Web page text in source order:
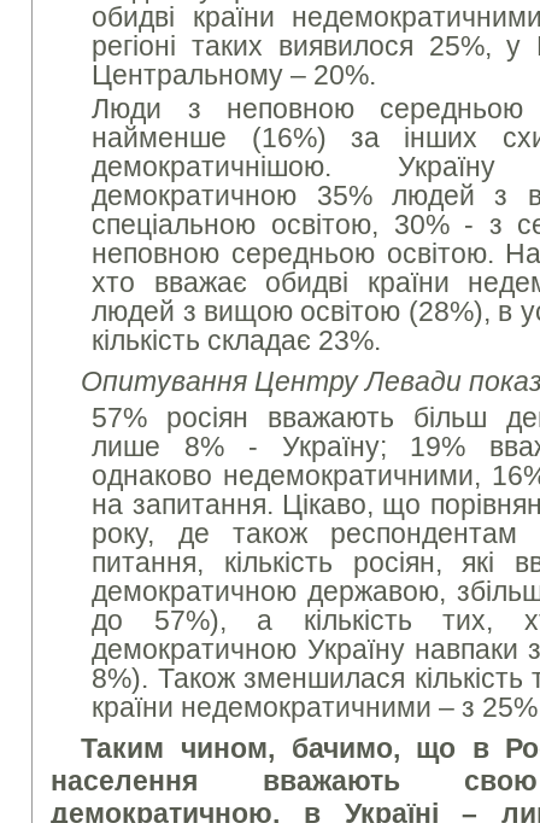
обидві країни
регіоні таких виявилося 25%,
Центральному – 20%.
Люди з неповною середньою
найменше (16%) за інших
демократичнішою.
демократичною 35% людей з
спеціальною освітою, 30% - з
неповною середньою освітою.
хто вважає обидві країни
людей з вищою освітою (28%), в
кількість складає 23%.
Опитування Центру Левади
57% росіян вважають більш
лише 8% - Україну; 19%
однаково недемократичними,
на запитання. Цікаво, що
року, де також респондентам
питання, кількість росіян, які
демократичною державою,
до 57%), а кількість тих,
демократичною Україну
8%). Також зменшилася кількість
країни недемократичними – з
Таким чином, бачимо, що в
населення вважають
демократичною, в Україні –